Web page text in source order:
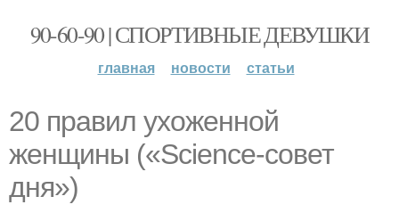
90-60-90 | СПОРТИВНЫЕ ДЕВУШКИ
главная новости статьи
20 правил ухоженной
женщины («Science-совет
дня»)